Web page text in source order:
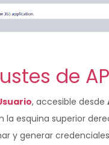
de
, accesible desde
esquina superior
y generar